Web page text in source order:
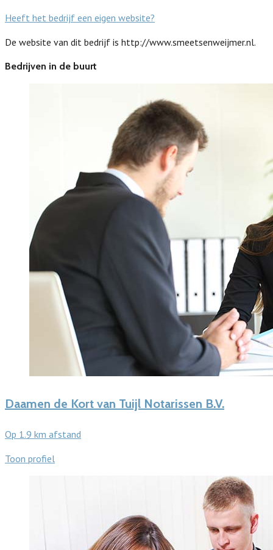
Heeft het bedrijf een eigen website?
De website van dit bedrijf is http://www.smeetsenweijmer.nl.
Bedrijven in de buurt
Daamen de Kort van Tuijl Notarissen B.V.
Op 1.9 km afstand
Toon profiel